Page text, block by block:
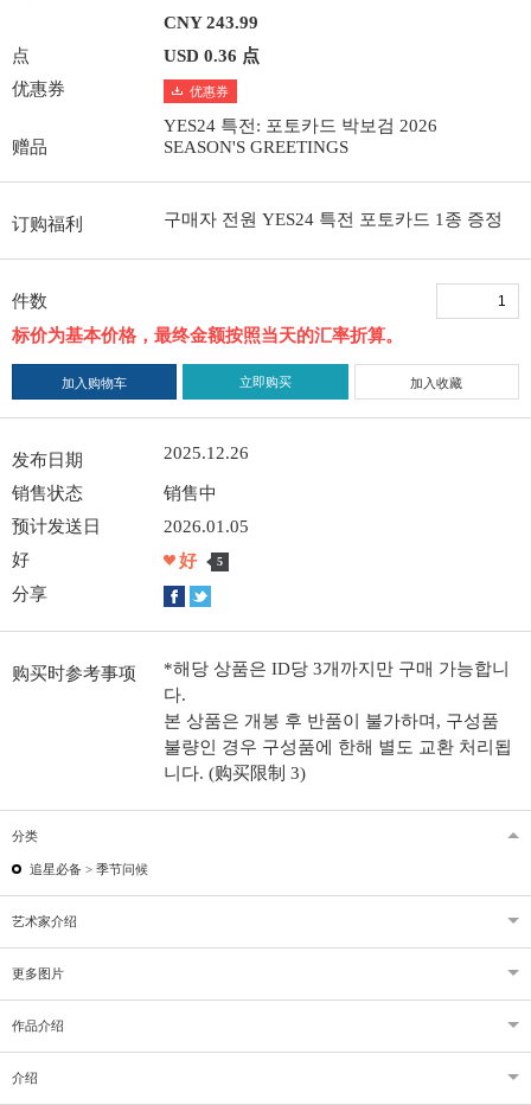
CNY 243.99
点
USD 0.36 点
优惠券
优惠券
赠品
YES24 특전: 포토카드 박보검 2026
SEASON'S GREETINGS
订购福利 구매자 전원 YES24 특전 포토카드 1종 증정
件数
标价为基本价格，最终金额按照当天的汇率折算。
加入购物车 立即购买 加入收藏
发布日期 2025.12.26
销售状态
销售中
预计发送日
2026.01.05
好
好 5
分享
购买时参考事项
*해당 상품은 ID당 3개까지만 구매 가능합니
다.
본 상품은 개봉 후 반품이 불가하며, 구성품
불량인 경우 구성품에 한해 별도 교환 처리됩
니다. (购买限制 3)
分类
追星必备 > 季节问候
艺术家介绍
更多图片
作品介绍
介绍